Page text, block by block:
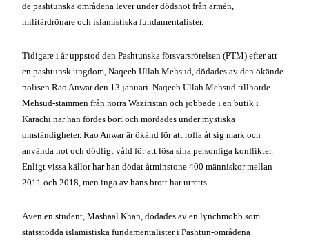
de pashtunska områdena lever under dödshot från armén,
militärdrönare och islamistiska fundamentalister.
Tidigare i år uppstod den Pashtunska försvarsrörelsen (PTM) efter att
en pashtunsk ungdom, Naqeeb Ullah Mehsud, dödades av den ökände
polisen Rao Anwar den 13 januari. Naqeeb Ullah Mehsud tillhörde
Mehsud-stammen från norra Waziristan och jobbade i en butik i
Karachi när han fördes bort och mördades under mystiska
omständigheter. Rao Anwar är ökänd för att roffa åt sig mark och
använda hot och dödligt våld för att lösa sina personliga konflikter.
Enligt vissa källor har han dödat åtminstone 400 människor mellan
2011 och 2018, men inga av hans brott har utretts.
Även en student, Mashaal Khan, dödades av en lynchmobb som
statsstödda islamistiska fundamentalister i Pashtun-områdena